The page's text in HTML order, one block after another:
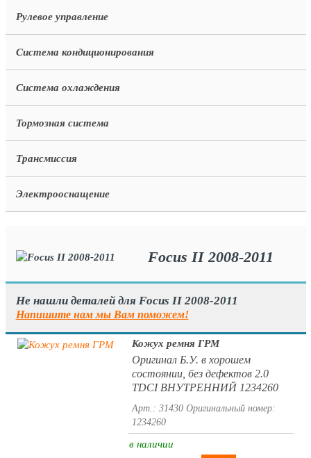
Рулевое управление
Система кондиционирования
Система охлаждения
Тормозная система
Трансмиссия
Электрооснащение
Focus II 2008-2011
Не нашли деталей для Focus II 2008-2011
Напишите нам мы Вам поможем!
Кожух ремня ГРМ
Оригинал Б.У. в хорошем
состоянии, без дефектов 2.0
TDCI ВНУТРЕННИЙ 1234260
Арт.: 31430 Оригинальный номер:
1234260
в наличии